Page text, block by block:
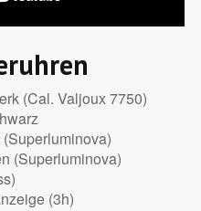
(Cal. Valjoux 7750)
(Superluminova)
(3h)